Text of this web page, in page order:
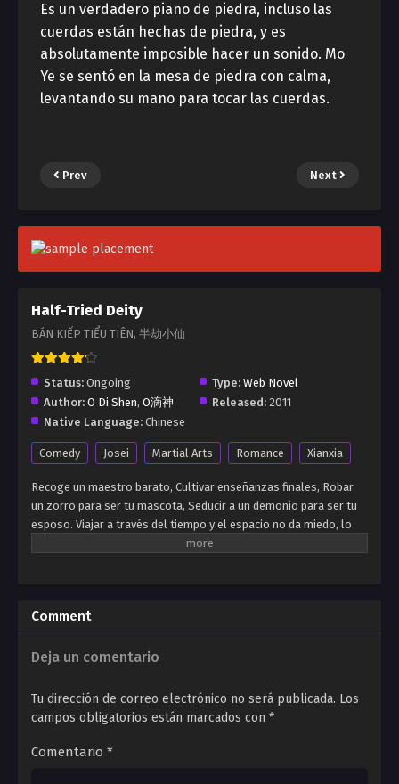
Es un verdadero piano de piedra, incluso las
cuerdas están hechas de piedra, y es
absolutamente imposible hacer un sonido. Mo
Ye se sentó en la mesa de piedra con calma,
levantando su mano para tocar las cuerdas.
Prev Next
Half-Tried Deity
BÁN KIẾP TIỂU TIÊN, 半劫小仙
Status: Ongoing Type: Web Novel
Author: O Di Shen, O滴神 Released: 2011
Native Language: Chinese
Comedy Josei Martial Arts Romance Xianxia
Recoge un maestro barato, Cultivar enseñanzas finales, Robar
un zorro para ser tu mascota, Seducir a un demonio para ser tu
esposo. Viajar a través del tiempo y el espacio no da miedo, lo
único que debe temer es la falta de cultura. Todos dicen que el
camino de otras personas para que no tengan camino para
caminar. No hay nada de qué preocuparse si no puede ser
juzgado. Podemos aprobar la prueba de otro y convertirnos en
Comment
Deja un comentario
Tu dirección de correo electrónico no será publicada. Los
campos obligatorios están marcados con *
Comentario *